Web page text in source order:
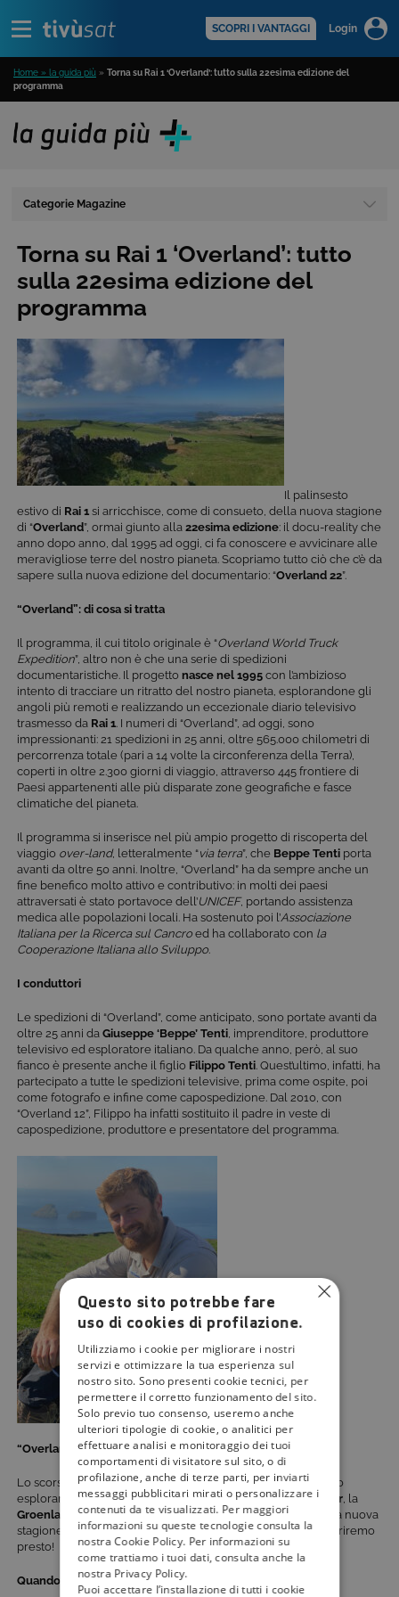
SCOPRI I VANTAGGI Login
Home » la guida più » Torna su Rai 1 ‘Overland’: tutto sulla 22esima edizione del
programma
Categorie Magazine
Torna su Rai 1 ‘Overland’: tutto
sulla 22esima edizione del
programma
Il palinsesto
estivo di Rai 1 si arricchisce, come di consueto, della nuova stagione
di “Overland”, ormai giunto alla 22esima edizione: il docu-reality che
anno dopo anno, dal 1995 ad oggi, ci fa conoscere e avvicinare alle
meravigliose terre del nostro pianeta. Scopriamo tutto ciò che c’è da
sapere sulla nuova edizione del documentario: “Overland 22”.
“Overland”: di cosa si tratta
Il programma, il cui titolo originale è “Overland World Truck
Expedition”, altro non è che una serie di spedizioni
documentaristiche. Il progetto nasce nel 1995 con l’ambizioso
intento di tracciare un ritratto del nostro pianeta, esplorandone gli
angoli più remoti e realizzando un eccezionale diario televisivo
trasmesso da Rai 1 . I numeri di “Overland”, ad oggi, sono
impressionanti: 21 spedizioni in 25 anni, oltre 565.000 chilometri di
percorrenza totale (pari a 14 volte la circonferenza della Terra),
coperti in oltre 2.300 giorni di viaggio, attraverso 445 frontiere di
Paesi appartenenti alle più disparate zone geografiche e fasce
climatiche del pianeta.
Il programma si inserisce nel più ampio progetto di riscoperta del
viaggio over-land, letteralmente “via terra”, che Beppe Tenti porta
avanti da oltre 50 anni. Inoltre, “Overland” ha da sempre anche un
fine benefico molto attivo e contributivo: in molti dei paesi
attraversati è stato portavoce dell’UNICEF, portando assistenza
medica alle popolazioni locali. Ha sostenuto poi l’Associazione
Italiana per la Ricerca sul Cancro ed ha collaborato con la
Cooperazione Italiana allo Sviluppo
I conduttori
Le spedizioni di “Overland”, come anticipato, sono portate avanti da
oltre 25 anni da Giuseppe ‘Beppe’ Tenti , imprenditore, produttore
televisivo ed esploratore italiano. Da qualche anno, però, al suo
fianco è presente anche il figlio Filippo Tenti . Quest’ultimo, infatti, ha
partecipato a tutte le spedizioni televisive, prima come ospite, poi
come fotografo e infine come capospedizione. Dal 2010, con
“Overland 12”, Filippo ha infatti sostituito il padre in veste di
capospedizione, produttore e presentatore del programma.
“Overland 22”: cosa aspettarsi?
Lo scorso anno, nell’edizione “ Overland 21”, Filippo ci ha fatto
esplorare ilgrande Nord: laSvezia, l’Islanda, leIsole Fær Øer , la
Groenlandiae laDanimarca. Ma che cosa vedremo in questa nuova
stagione? Ancora non si sono espressi in merito… Ma lo scopriremo
presto!
Quando e dove vedere la 22esima edizione di “Overland”
Questo sito potrebbe fare
uso di cookies di profilazione.
Utilizziamo i cookie per migliorare i nostri
servizi e ottimizzare la tua esperienza sul
nostro sito. Sono presenti cookie tecnici, per
permettere il corretto funzionamento del sito.
Solo previo tuo consenso, useremo anche
ulteriori tipologie di cookie, o analitici per
effettuare analisi e monitoraggio dei tuoi
comportamenti di visitatore sul sito, o di
profilazione, anche di terze parti, per inviarti
messaggi pubblicitari mirati o personalizzare i
contenuti da te visualizzati. Per maggiori
informazioni su queste tecnologie consulta la
nostra Cookie Policy. Per informazioni su
come trattiamo i tuoi dati, consulta anche la
nostra Privacy Policy.
Puoi accettare l’installazione di tutti i cookie